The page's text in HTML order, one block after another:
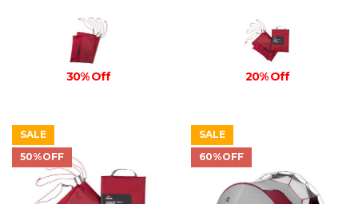
30% Off 20% Off
SALE
50%OFF
SALE
60%OFF